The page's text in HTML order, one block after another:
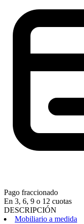
Pago fraccionado
En 3, 6, 9 o 12 cuotas
DESCRIPCIÓN
Mobiliario a medida